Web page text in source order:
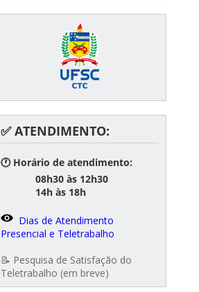
✅ ATENDIMENTO:
🕐 Horário de atendimento:
08h30 às 12h30
14h às 18h
Dias de Atendimento
Presencial e Teletrabalho
📝 Pesquisa de Satisfação do
Teletrabalho (em breve)